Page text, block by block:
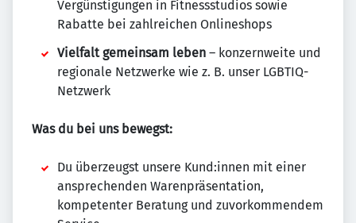
Vergünstigungen in Fitnessstudios sowie
Rabatte bei zahlreichen Onlineshops
Vielfalt gemeinsam leben – konzernweite und
regionale Netzwerke wie z. B. unser LGBTIQ-
Netzwerk
Was du bei uns bewegst:
Du überzeugst unsere Kund:innen mit einer
ansprechenden Warenpräsentation,
kompetenter Beratung und zuvorkommendem